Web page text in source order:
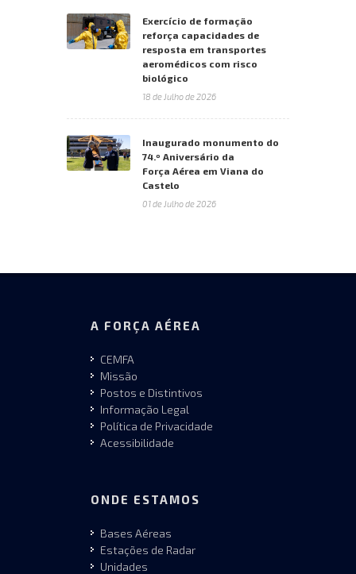
Exercício de formação
reforça capacidades de
resposta em transportes
aeromédicos com risco
biológico
18 de Julho de 2026
Inaugurado monumento do
74.º Aniversário da
Força Aérea em Viana do
Castelo
01 de Julho de 2026
A FORÇA AÉREA
CEMFA
Missão
Postos e Distintivos
Informação Legal
Política de Privacidade
Acessibilidade
ONDE ESTAMOS
Bases Aéreas
Estações de Radar
Unidades